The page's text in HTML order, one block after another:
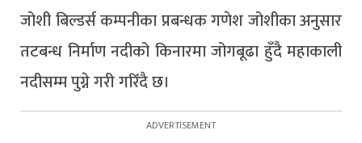
जोशी बिल्डर्स कम्पनीका प्रबन्धक गणेश जोशीका अनुसार
तटबन्ध निर्माण नदीको किनारमा जोगबूढा हुँदै महाकाली
नदीसम्म पुग्ने गरी गरिँदै छ।